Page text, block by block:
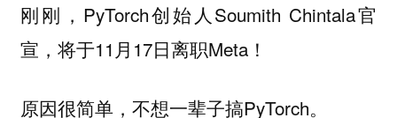
刚刚，PyTorch创始人Soumith Chintala官
宣，将于11月17日离职Meta！
原因很简单，不想一辈子搞PyTorch。